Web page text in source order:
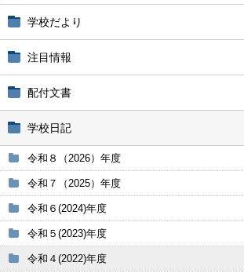
学校だより
注目情報
配付文書
学校日記
令和８（2026）年度
令和７（2025）年度
令和６(2024)年度
令和５(2023)年度
令和４(2022)年度